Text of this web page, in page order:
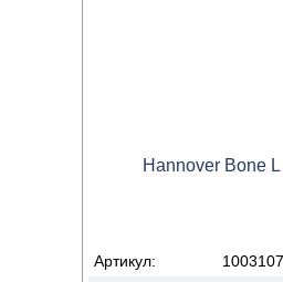
Hannover Bone
Артикул: